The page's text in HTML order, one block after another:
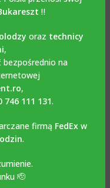
‼️
oraz technicy
,
bezpośrednio na
,
111 131.
firmą FedExw
.
🫡
,
mm, 4.3 mm i 5 mm,
si 3 mm, 4 mm,
4.3 mm i 5 mm,